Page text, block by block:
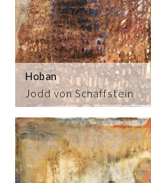
Jodd von Schaffstein
Hoban